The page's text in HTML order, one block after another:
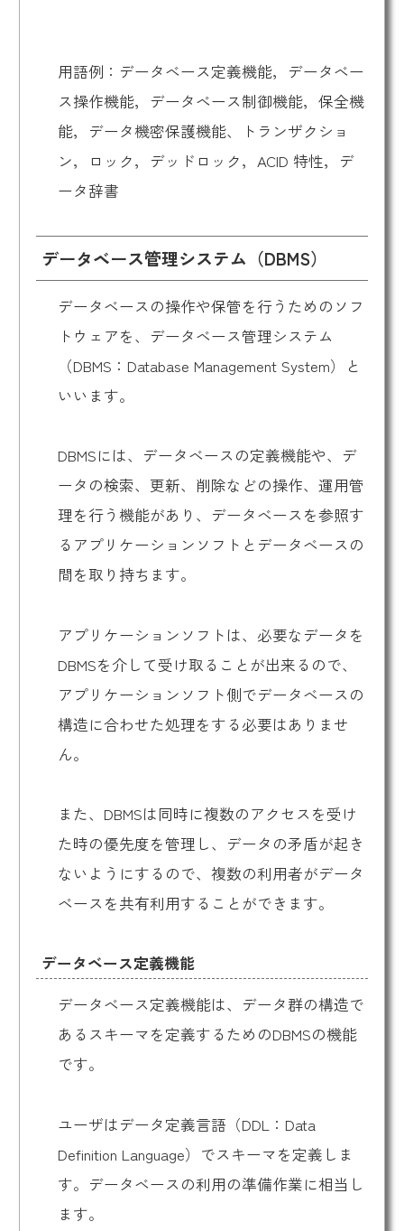
用語例：データベース定義機能，データベー
ス操作機能，データベース制御機能，保全機
能，データ機密保護機能、トランザクショ
ン，ロック，デッドロック，ACID 特性，デ
ータ辞書
データベース管理システム（DBMS）
データベースの操作や保管を行うためのソフ
トウェアを、データベース管理システム
（DBMS：Database Management System）と
いいます。
DBMSには、データベースの定義機能や、デ
ータの検索、更新、削除などの操作、運用管
理を行う機能があり、データベースを参照す
るアプリケーションソフトとデータベースの
間を取り持ちます。
アプリケーションソフトは、必要なデータを
DBMSを介して受け取ることが出来るので、
アプリケーションソフト側でデータベースの
構造に合わせた処理をする必要はありませ
ん。
また、DBMSは同時に複数のアクセスを受け
た時の優先度を管理し、データの矛盾が起き
ないようにするので、複数の利用者がデータ
ベースを共有利用することができます。
データベース定義機能
データベース定義機能は、データ群の構造で
あるスキーマを定義するためのDBMSの機能
です。
ユーザはデータ定義言語（DDL：Data
Definition Language）でスキーマを定義しま
す。データベースの利用の準備作業に相当し
ます。